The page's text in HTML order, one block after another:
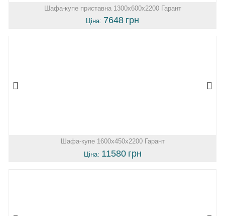
Шафа-купе приставна 1300х600х2200 Гарант
Ціна: 7648 грн
Шафа-купе 1600х450х2200 Гарант
Ціна: 11580 грн